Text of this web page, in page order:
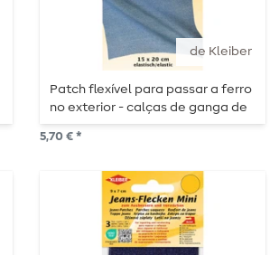
de Kleiber
Patch flexível para passar a ferro
no exterior - calças de ganga de
cor clara
5,70 € *